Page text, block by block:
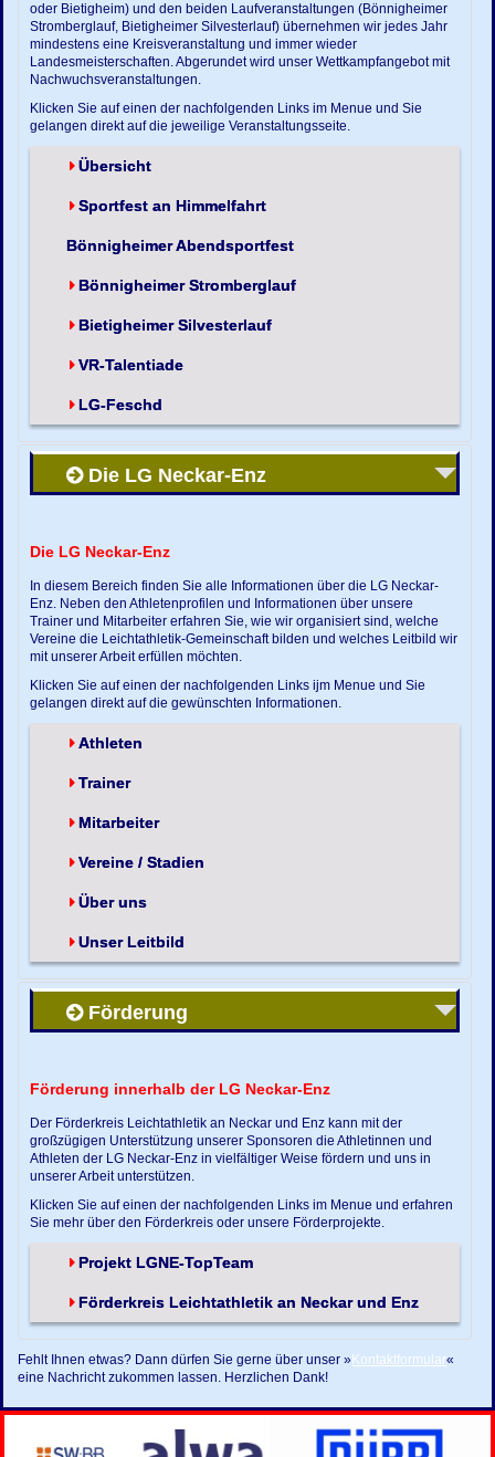
oder Bietigheim) und den beiden Laufveranstaltungen (Bönnigheimer
Stromberglauf, Bietigheimer Silvesterlauf) übernehmen wir jedes Jahr
mindestens eine Kreisveranstaltung und immer wieder
Landesmeisterschaften. Abgerundet wird unser Wettkampfangebot mit
Nachwuchsveranstaltungen.
Klicken Sie auf einen der nachfolgenden Links im Menue und Sie
gelangen direkt auf die jeweilige Veranstaltungsseite.
Übersicht
Sportfest an Himmelfahrt
Bönnigheimer Abendsportfest
Bönnigheimer Stromberglauf
Bietigheimer Silvesterlauf
VR-Talentiade
LG-Feschd
Die LG Neckar-Enz
Die LG Neckar-Enz
In diesem Bereich finden Sie alle Informationen über die LG Neckar-
Enz. Neben den Athletenprofilen und Informationen über unsere
Trainer und Mitarbeiter erfahren Sie, wie wir organisiert sind, welche
Vereine die Leichtathletik-Gemeinschaft bilden und welches Leitbild wir
mit unserer Arbeit erfüllen möchten.
Klicken Sie auf einen der nachfolgenden Links ijm Menue und Sie
gelangen direkt auf die gewünschten Informationen.
Athleten
Trainer
Mitarbeiter
Vereine / Stadien
Über uns
Unser Leitbild
Förderung
Förderung innerhalb der LG Neckar-Enz
Der Förderkreis Leichtathletik an Neckar und Enz kann mit der
großzügigen Unterstützung unserer Sponsoren die Athletinnen und
Athleten der LG Neckar-Enz in vielfältiger Weise fördern und uns in
unserer Arbeit unterstützen.
Klicken Sie auf einen der nachfolgenden Links im Menue und erfahren
Sie mehr über den Förderkreis oder unsere Förderprojekte.
Projekt LGNE-TopTeam
Förderkreis Leichtathletik an Neckar und Enz
Fehlt Ihnen etwas? Dann dürfen Sie gerne über unser »Kontaktformular«
eine Nachricht zukommen lassen. Herzlichen Dank!